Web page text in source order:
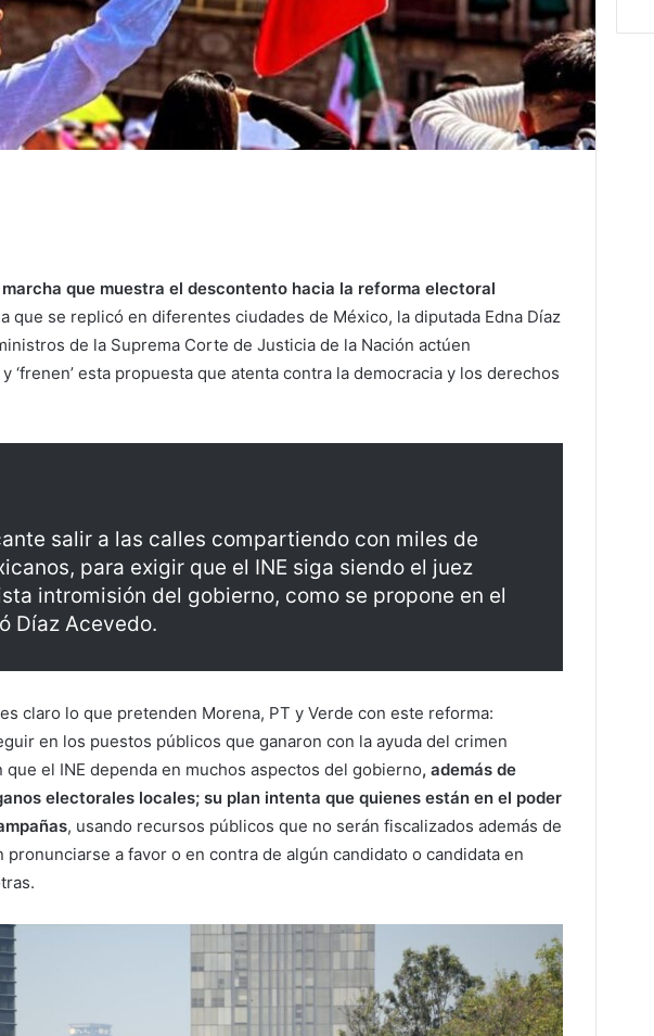
que muestra el descontento hacia la reforma electoral
que se replicó en diferentes ciudades de México, la diputada Edna Díaz
de la Suprema Corte de Justicia de la Nación actúen
‘frenen’ esta propuesta que atenta contra la democracia y los derechos
salir a las calles compartiendo con miles de
para exigir que el INE siga siendo el juez
intromisión del gobierno, como se propone en el
Díaz Acevedo.
claro lo que pretenden Morena, PT y Verde con este reforma:
en los puestos públicos que ganaron con la ayuda del crimen
el INE dependa en muchos aspectos del gobierno, además de
electorales locales; su plan intenta que quienes están en el poder
, usando recursos públicos que no serán fiscalizados además de
a favor o en contra de algún candidato o candidata en